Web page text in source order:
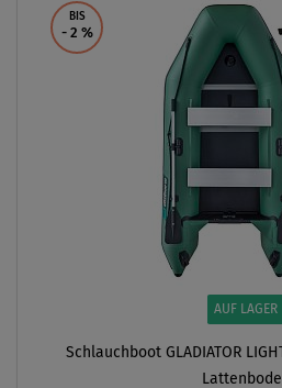
BIS
- 2 %
AUF LAGER
Schlauchboot GLADIATOR